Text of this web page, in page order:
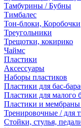
Тамбурины / Бубны
Тимбалес
Тон-блоки, Коробочки
Треугольники
Трещотки, кокирико
Чаймс
Пластики
Аксессуары
Наборы пластиков
Пластики для бас-
Пластики для малого
Пластики и мембраны
Тренировочные / для
Стойки, стулья,